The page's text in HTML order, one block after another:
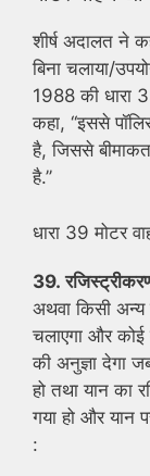
शीर्ष अदालत ने
बिना चलाया/
1988 की धारा
कहा, ‘‘इससे
है, जिससे
है.’’
धारा 39 मोटर
39.
अथवा किसी अन्य
चलाएगा और कोई
की अनुज्ञा देगा
हो तथा यान का
गया हो और यान
: